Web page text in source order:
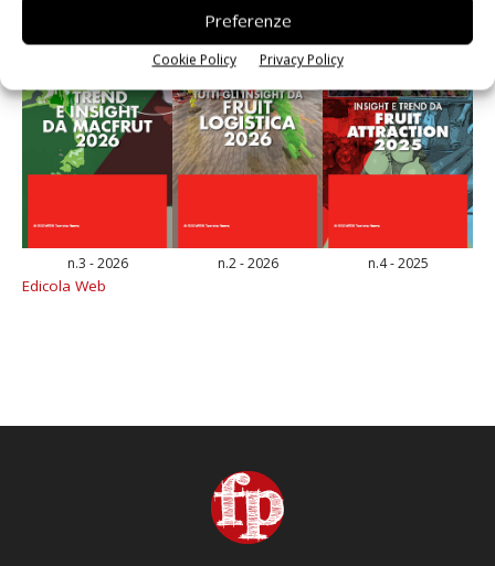
Preferenze
Cookie Policy Privacy Policy
n.3 - 2026 n.2 - 2026 n.4 - 2025
Edicola Web